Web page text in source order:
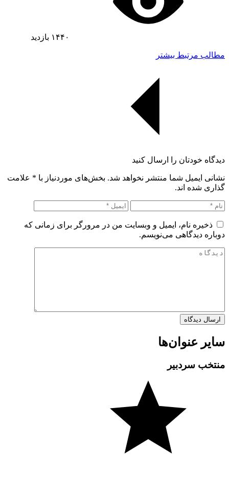
۱۴۴۰ بازدید
مطالب مرتبط بیشتر
دیدگاه خودتان را ارسال کنید
نشانی ایمیل شما منتشر نخواهد شد. بخش‌های موردنیاز با * علامت
گذاری شده اند.
ذخیره نام، ایمیل و وبسایت من در مرورگر برای زمانی که
دوباره دیدگاهی می‌نویسم.
سایر عنوان‌ها
منتخب سردبیر